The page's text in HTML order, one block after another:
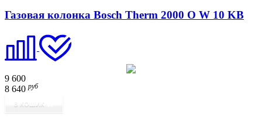
Газовая колонка Bosch Therm 2000 O W 10 KB
9 600
8 640 руб
В КОШИК